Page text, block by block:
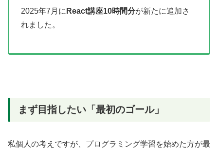
2025年7月に React講座10時間分が新たに追加さ
れました。
まず目指したい「最初のゴール」
私個人の考えですが、プログラミング学習を始めた方が最